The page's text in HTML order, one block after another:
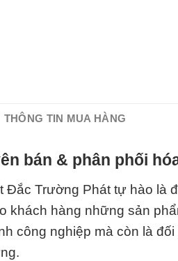
THÔNG TIN MUA HÀNG
bán & phân phối
Đắc Trường Phát tự hào là
khách hàng những sản
công nghiệp mà còn là